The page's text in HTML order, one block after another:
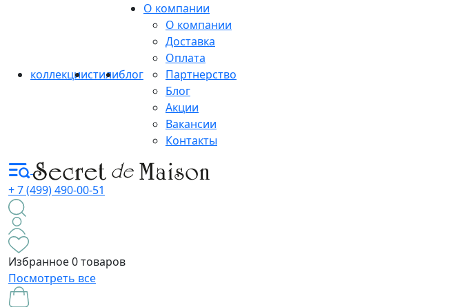
коллекциистилиблог
О компании
О компании
Доставка
Оплата
Партнерство
Блог
Акции
Вакансии
Контакты
+ 7 (499) 490-00-51
Избранное0 товаров
Посмотреть все